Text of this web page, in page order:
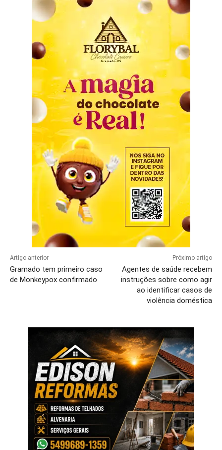
Artigo anterior
Gramado tem primeiro caso
de Monkeypox confirmado
Próximo artigo
Agentes de saúde recebem
instruções sobre como agir
ao identificar casos de
violência doméstica